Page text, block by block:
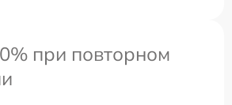
при повторном